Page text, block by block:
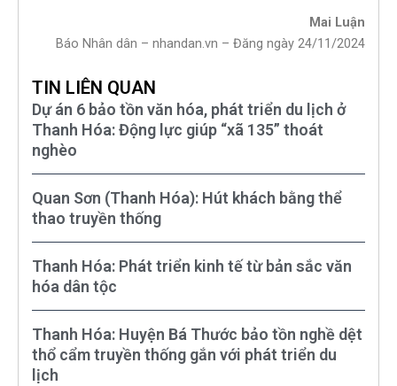
Mai Luận
Báo Nhân dân – nhandan.vn – Đăng ngày 24/11/2024
TIN LIÊN QUAN
Dự án 6 bảo tồn văn hóa, phát triển du lịch ở
Thanh Hóa: Động lực giúp “xã 135” thoát
nghèo
Quan Sơn (Thanh Hóa): Hút khách bằng thể
thao truyền thống
Thanh Hóa: Phát triển kinh tế từ bản sắc văn
hóa dân tộc
Thanh Hóa: Huyện Bá Thước bảo tồn nghề dệt
thổ cẩm truyền thống gắn với phát triển du
lịch